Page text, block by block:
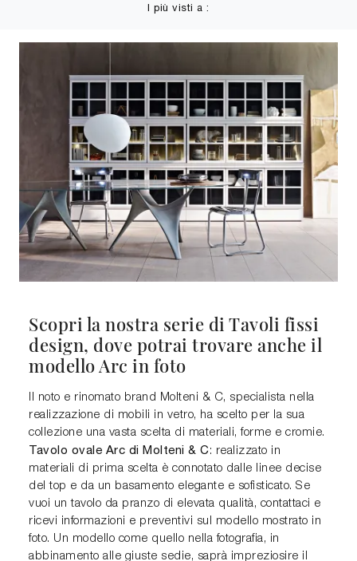
I più visti a :
Scopri la nostra serie di Tavoli fissi
design, dove potrai trovare anche il
modello Arc in foto
Il noto e rinomato brand Molteni & C, specialista nella
realizzazione di mobili in vetro, ha scelto per la sua
collezione una vasta scelta di materiali, forme e cromie.
Tavolo ovale Arc di Molteni & C : realizzato in
materiali di prima scelta è connotato dalle linee decise
del top e da un basamento elegante e sofisticato. Se
vuoi un tavolo da pranzo di elevata qualità, contattaci e
ricevi informazioni e preventivi sul modello mostrato in
foto. Un modello come quello nella fotografia, in
abbinamento alle giuste sedie, saprà impreziosire il